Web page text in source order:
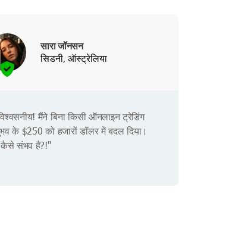
सारा जॉनसन
सिडनी, ऑस्ट्रेलिया
मैंने बिना किसी ऑनलाइन ट्रेडिंग
के $250 को हजारों डॉलर में बदल दिया।
संभव है?!"